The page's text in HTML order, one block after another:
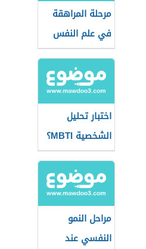
مرحلة المراهقة
في علم النفس
اختبار تحليل
الشخصية MBTI؟
مراحل النمو
النفسي عند